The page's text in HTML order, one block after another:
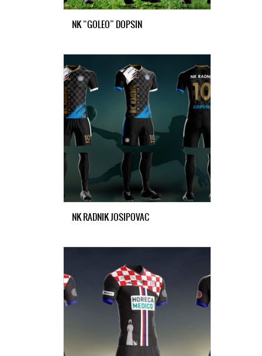
NK “GOLEO” DOPSIN
NK RADNIK JOSIPOVAC